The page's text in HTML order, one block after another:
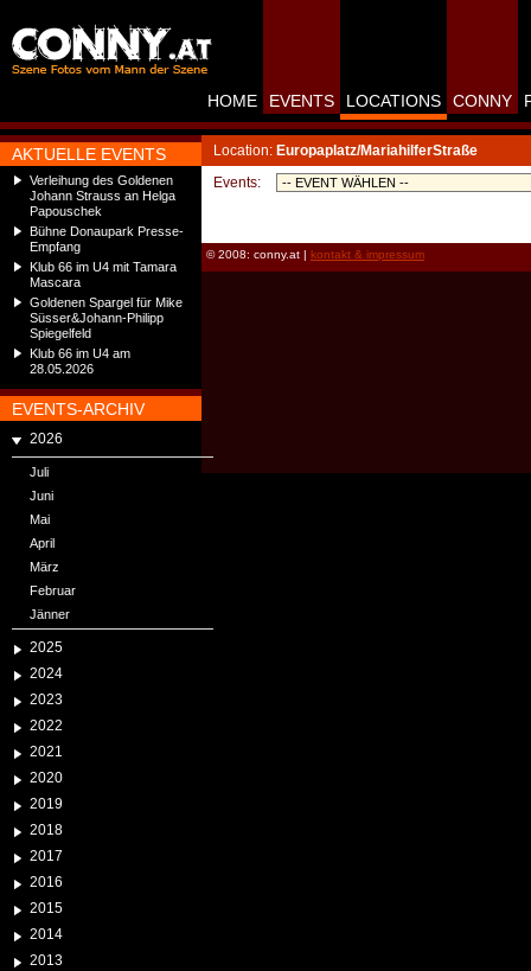
AKTUELLE EVENTS
Verleihung des Goldenen
Johann Strauss an Helga
Papouschek
Bühne Donaupark Presse-
Empfang
Klub 66 im U4 mit Tamara
Mascara
Goldenen Spargel für Mike
Süsser&Johann-Philipp
Spiegelfeld
Klub 66 im U4 am
28.05.2026
EVENTS-ARCHIV
2026
Juli
Juni
Mai
April
März
Februar
Jänner
2025
2024
2023
2022
2021
2020
2019
2018
2017
2016
2015
2014
2013
HOME EVENTS LOCATIONS CONNY
Location: Europaplatz/MariahilferStraße
Events:
© 2008: conny.at | kontakt & impressum